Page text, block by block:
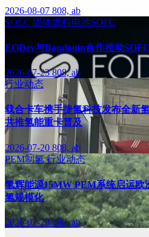
2026-08-07 808, ab
SOEC 固体燃料电池SOFC
EODev与Baudouin合作推动
2026-07-23808, ab
行业动态
载合卡车携手捷氢科技发布全新
共推氢能重卡普及
2026-07-20 808, ab
PEM制氢行业动态
氢辉能源15MW PEM系统启运
氢规模化
2026-07-20808, ab